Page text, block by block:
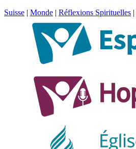
Suisse | Monde | Réflexions Spirituelles |